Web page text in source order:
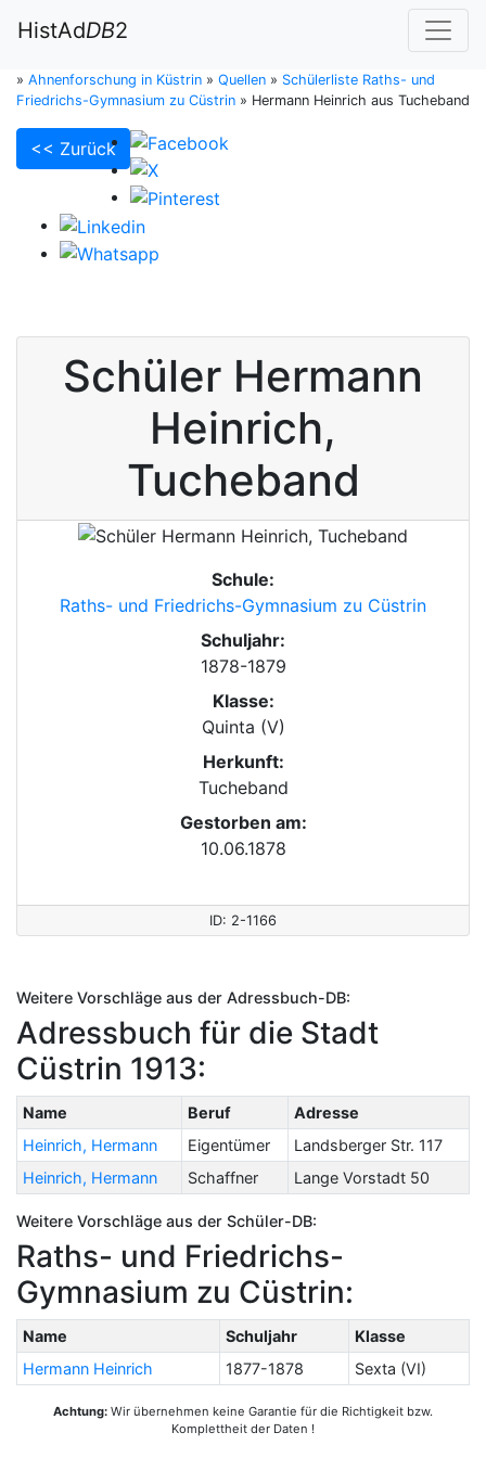
HistAdDB2
» Ahnenforschung in Küstrin » Quellen » Schülerliste Raths- und
Friedrichs-Gymnasium zu Cüstrin » Hermann Heinrich aus Tucheband
<< Zurück
Schüler Hermann
Heinrich,
Tucheband
Schule:
Raths- und Friedrichs-Gymnasium zu Cüstrin
Schuljahr:
1878-1879
Klasse:
Quinta (V)
Herkunft:
Tucheband
Gestorben am:
10.06.1878
ID: 2-1166
Weitere Vorschläge aus der Adressbuch-DB:
Adressbuch für die Stadt
Cüstrin 1913:
Name Beruf
Adresse
Heinrich, Hermann
Eigentümer
Landsberger Str. 117
Heinrich, Hermann
Schaffner Lange Vorstadt 50
Weitere Vorschläge aus der Schüler-DB:
Raths- und Friedrichs-
Gymnasium zu Cüstrin:
Name Schuljahr
Klasse
Hermann Heinrich
1877-1878 Sexta (VI)
Achtung: Wir übernehmen keine Garantie für die Richtigkeit bzw.
Komplettheit der Daten !